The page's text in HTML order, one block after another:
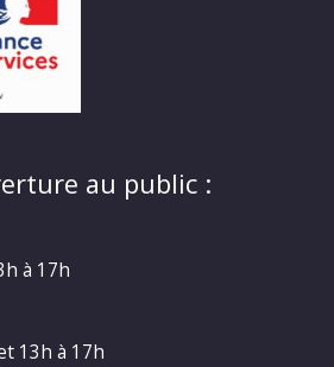
au public :
à 17h
13h à 17h